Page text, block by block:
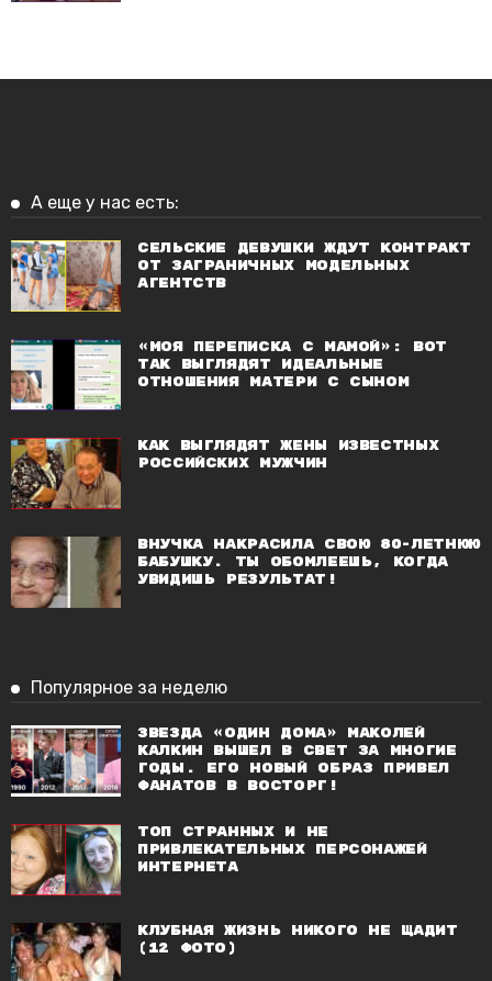
А еще у нас есть:
Сельские девушки ждут контракт
от заграничных модельных
агентств
«Моя переписка с мамой»: вот
так выглядят идеальные
отношения матери с сыном
Как выглядят жены известных
российских мужчин
Внучка накрасила свою 80-летнюю
бабушку. Ты обомлеешь, когда
увидишь результат!
Популярное за неделю
Звезда «Один дома» Маколей
Калкин вышел в свет за многие
годы. Его новый образ привел
фанатов в восторг!
Топ странных и не
привлекательных персонажей
Интернета
Клубная жизнь никого не щадит
(12 фото)